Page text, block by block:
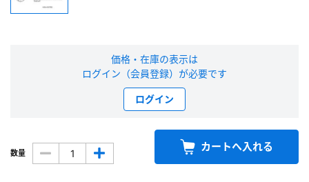
価格・在庫の表示は
ログイン（会員登録）が必要です
ログイン
数量 カートへ入れる
※新規会員登録をお申し込み頂いてから本登録となるまで、数日間かかる場合
があります。また当社の判断によりお断りする場合があります。
会員の方はこちら